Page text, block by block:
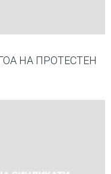
НА ПРОТЕСТЕН